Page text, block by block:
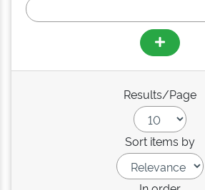
Results/Page
Sort items by